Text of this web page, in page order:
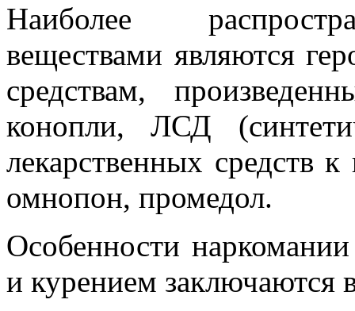
Наиболее
веществами являются
средствам,
конопли, ЛСД
лекарственных средств
омнопон, промедол.
Особенности
и курением заключаются